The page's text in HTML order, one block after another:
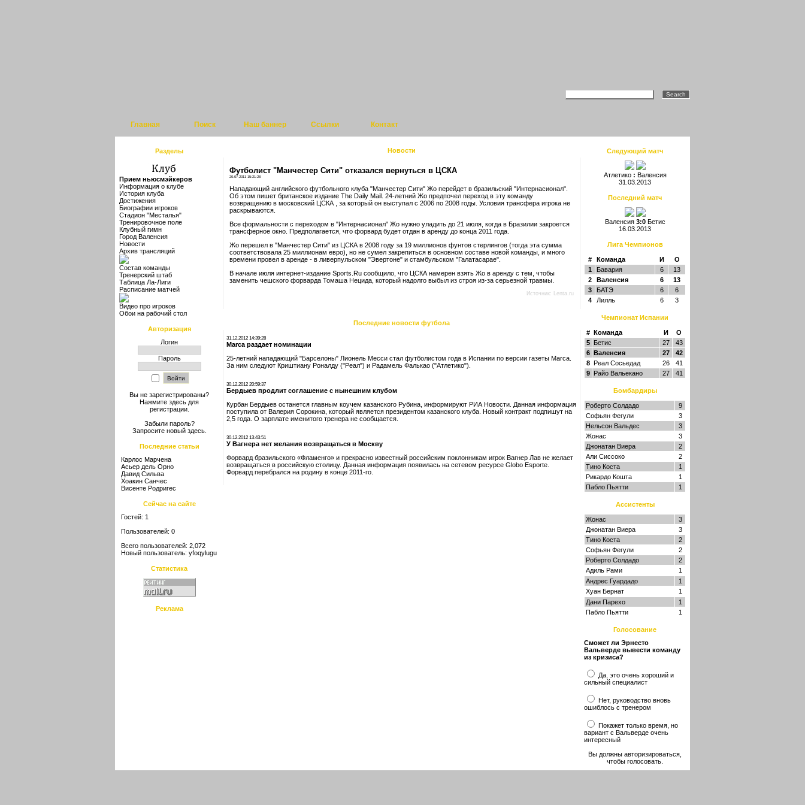
Главная Поиск Наш баннер Ссылки Контакт
Разделы
Прием ньюсмэйкеров
Информация о клубе
История клуба
Достижения
Биографии игроков
Стадион "Месталья"
Тренировочное поле
Клубный гимн
Город Валенсия
Новости
Архив трансляций
Состав команды
Тренерский штаб
Таблица Ла-Лиги
Расписание матчей
Видео про игроков
Обои на рабочий стол
Авторизация
Логин
Пароль
Вы не зарегистрированы?
Нажмите здесь для
регистрации.
Забыли пароль?
Запросите новый здесь.
Последние статьи
Карлос Марчена
Асьер дель Орно
Давид Сильва
Хоакин Санчес
Висенте Родригес
Сейчас на сайте
Гостей: 1
Пользователей: 0
Всего пользователей: 2,072
Новый пользователь: yfoqylugu
Статистика
Реклама
Новости
Футболист "Манчестер Сити" отказался вернуться в ЦСКА
20.07.2011 15:21:28
Нападающий английского футбольного клуба "Манчестер Сити" Жо перейдет в бразильский "Интернасионал".
Об этом пишет британское издание The Daily Mail. 24-летний Жо предпочел переход в эту команду
возвращению в московский ЦСКА , за который он выступал с 2006 по 2008 годы. Условия трансфера игрока не
раскрываются.
Все формальности с переходом в "Интернасионал" Жо нужно уладить до 21 июля, когда в Бразилии закроется
трансферное окно. Предполагается, что форвард будет отдан в аренду до конца 2011 года.
Жо перешел в "Манчестер Сити" из ЦСКА в 2008 году за 19 миллионов фунтов стерлингов (тогда эта сумма
соответствовала 25 миллионам евро), но не сумел закрепиться в основном составе новой команды, и много
времени провел в аренде - в ливерпульском "Эвертоне" и стамбульском "Галатасарае".
В начале июля интернет-издание Sports.Ru сообщило, что ЦСКА намерен взять Жо в аренду с тем, чтобы
заменить чешского форварда Томаша Нецида, который надолго выбыл из строя из-за серьезной травмы.
Источник: Lenta.ru
Последние новости футбола
31.12.2012 14:39:28
Marca раздает номинации
25-летний нападающий "Барселоны" Лионель Месси стал футболистом года в Испании по версии газеты Marca.
За ним следуют Криштиану Роналду ("Реал") и Радамель Фалькао ("Атлетико").
30.12.2012 20:59:37
Бердыев продлит соглашение с нынешним клубом
Курбан Бердыев останется главным коучем казанского Рубина, информируют РИА Новости. Данная информация
поступила от Валерия Сорокина, который является президентом казанского клуба. Новый контракт подпишут на
2,5 года. О зарплате именитого тренера не сообщается.
30.12.2012 13:43:51
У Вагнера нет желания возвращаться в Москву
Форвард бразильского «Фламенго» и прекрасно известный российским поклонникам игрок Вагнер Лав не желает
возвращаться в российскую столицу. Данная информация появилась на сетевом ресурсе Globo Esporte.
Форвард перебрался на родину в конце 2011-го.
Следующий матч
Атлетико: Валенсия
31.03.2013
Последний матч
Валенсия3:0 Бетис
16.03.2013
Лига Чемпионов
# Команда И
О
1
Бавария 6
13
2
Валенсия 6
13
3
БАТЭ 6
6
4
Лилль 6 3
Чемпионат Испании
# Команда И
О
5 Бетис 27
43
6 Валенсия 27
42
8 Реал Сосьедад 26
41
9 Райо Вальекано 27 41
Бомбардиры
Роберто Солдадо
9
Софьян Фегули
3
Нельсон Вальдес
3
Жонас
3
Джонатан Виера
2
Али Сиссоко
2
Тино Коста
1
Рикардо Кошта
1
Пабло Пьятти
1
Ассистенты
Жонас
3
Джонатан Виера
3
Тино Коста
2
Софьян Фегули
2
Роберто Солдадо
2
Адиль Рами
1
Андрес Гуардадо
1
Хуан Бернат
1
Дани Парехо
1
Пабло Пьятти
1
Голосование
Сможет ли Эрнесто
Вальверде вывести команду
из кризиса?
Да, это очень хороший и
сильный специалист
Нет, руководство вновь
ошиблось с тренером
Покажет только время, но
вариант с Вальверде очень
интересный
Вы должны авторизироваться,
чтобы голосовать.